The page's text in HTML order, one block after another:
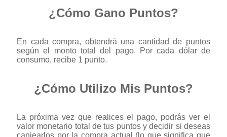
¿Cómo Gano Puntos?
En cada compra, obtendrá una cantidad de puntos
según el monto total del pago. Por cada dólar de
consumo, recibe 1 punto.
¿Cómo Utilizo Mis Puntos?
La próxima vez que realices el pago, podrás ver el
valor monetario total de tus puntos y decidir si deseas
canjearlos por la compra actual (lo que significa que